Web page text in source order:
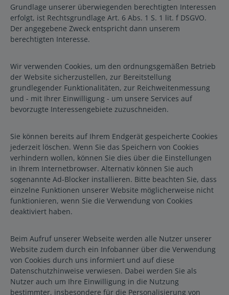
Grundlage unserer überwiegenden berechtigten Interessen
erfolgt, ist Rechtsgrundlage Art. 6 Abs. 1 S. 1 lit. f DSGVO.
Der angegebene Zweck entspricht dann unserem
berechtigten Interesse.
Wir verwenden Cookies, um den ordnungsgemäßen Betrieb
der Website sicherzustellen, zur Bereitstellung
grundlegender Funktionalitäten, zur Reichweitenmessung
und - mit Ihrer Einwilligung - um unsere Services auf
bevorzugte Interessengebiete zuzuschneiden.
Sie können bereits auf Ihrem Endgerät gespeicherte Cookies
jederzeit löschen. Wenn Sie das Speichern von Cookies
verhindern wollen, können Sie dies über die Einstellungen
in Ihrem Internetbrowser. Alternativ können Sie auch
sogenannte Ad-Blocker installieren. Bitte beachten Sie, dass
einzelne Funktionen unserer Website möglicherweise nicht
funktionieren, wenn Sie die Verwendung von Cookies
deaktiviert haben.
Beim Aufruf unserer Webseite werden alle Nutzer unserer
Website zudem durch ein Infobanner über die Verwendung
von Cookies durch uns informiert und auf diese
Datenschutzhinweise verwiesen. Dabei werden Sie als
Nutzer auch um Ihre Einwilligung in die Nutzung
bestimmter, insbesondere für die Personalisierung von